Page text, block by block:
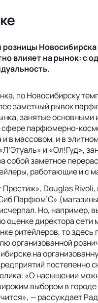
влияет на рынок: с
по Новосибирску
заметный рывок
занятые
парфюмерно-
в массовом, и в
и «Ол!Гуд»,
заметное
работающие и
Douglas
Парфюм’С»
Но, например,
оценке директора
ритейлеров, то
организованной
на
«О насыщении
выбором в
— рассуждает